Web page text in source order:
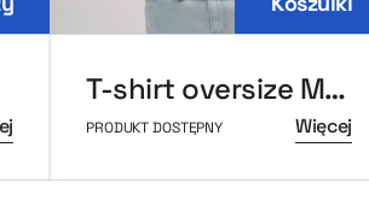
T-shirt oversize MerchUp
PRODUKT DOSTĘPNY Więcej